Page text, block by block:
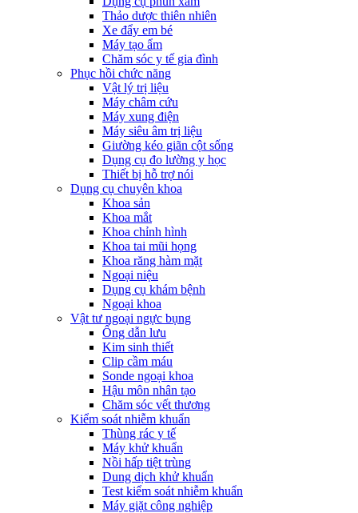
Thảo dược thiên nhiên
Xe đẩy em bé
Máy tạo ẩm
Chăm sóc y tế gia đình
Phục hồi chức năng
Vật lý trị liệu
Máy châm cứu
Máy xung điện
Máy siêu âm trị liệu
Giường kéo giãn cột sống
Dụng cụ đo lường y học
Thiết bị hỗ trợ nói
Dụng cụ chuyên khoa
Khoa sản
Khoa mắt
Khoa chỉnh hình
Khoa tai mũi họng
Khoa răng hàm mặt
Ngoại niệu
Dụng cụ khám bệnh
Ngoại khoa
Vật tư ngoại ngực bụng
Ống dẫn lưu
Kim sinh thiết
Clip cầm máu
Sonde ngoại khoa
Hậu môn nhân tạo
Chăm sóc vết thương
Kiểm soát nhiễm khuẩn
Thùng rác y tế
Máy khử khuẩn
Nồi hấp tiệt trùng
Dung dịch khử khuẩn
Test kiểm soát nhiễm khuẩn
Máy giặt công nghiệp